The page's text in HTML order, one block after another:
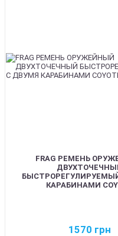
FRAG РЕМЕНЬ
КАРАБИНАМИ
1570 грн